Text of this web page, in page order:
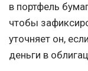
в портфель
чтобы
уточняет он,
деньги в